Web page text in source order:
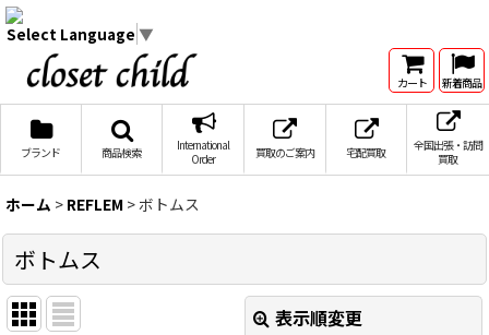
Select Language ▼
カート 新着商品
ブランド 商品検索
International
Order
買取のご案内 宅配買取
全国出張・訪問
買取
ホーム > REFLEM >ボトムス
ボトムス
表示順変更